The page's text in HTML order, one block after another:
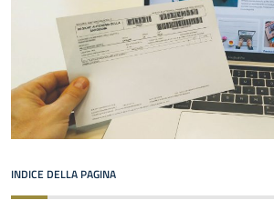
INDICE DELLA PAGINA